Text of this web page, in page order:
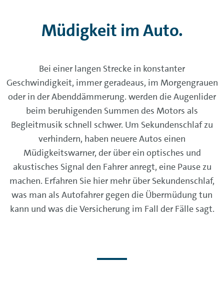
Müdigkeit im Auto.
Bei einer langen Strecke in konstanter
Geschwindigkeit, immer geradeaus, im Morgengrauen
oder in der Abenddämmerung. werden die Augenlider
beim beruhigenden Summen des Motors als
Begleitmusik schnell schwer. Um Sekundenschlaf zu
verhindern, haben neuere Autos einen
Müdigkeitswarner, der über ein optisches und
akustisches Signal den Fahrer anregt, eine Pause zu
machen. Erfahren Sie hier mehr über Sekundenschlaf,
was man als Autofahrer gegen die Übermüdung tun
kann und was die Versicherung im Fall der Fälle sagt.